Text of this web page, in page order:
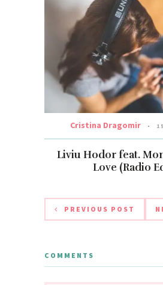
Cristina Dragomir
Liviu Hodor feat.
Love (Radio
PREVIOUS POST
COMMENTS